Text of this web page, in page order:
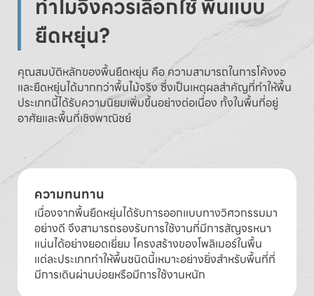
ทำไมจึงควรเลือกใช้ พื้นแบบ
ยืดหยุ่น?
คุณสมบัติหลักของพื้นยืดหยุ่น คือ ความสามารถในการโค้งงอ
และยืดหยุ่นได้มากกว่าพื้นไม้จริง ซึ่งเป็นเหตุผลสำคัญที่ทำให้พื้น
ประเภทนี้ได้รับความนิยมเพิ่มขึ้นอย่างต่อเนื่อง ทั้งในพื้นที่อยู่
อาศัยและพื้นที่เชิงพาณิชย์
ความทนทาน
เนื่องจากพื้นยืดหยุ่นได้รับการออกแบบทางวิศวกรรมมา
อย่างดี จึงสามารถรองรับการใช้งานที่มีการสัญจรหนา
แน่นได้อย่างยอดเยี่ยม โครงสร้างของโพลิเมอร์ในพื้น
แต่ละประเภททำให้พื้นชนิดนี้เหมาะอย่างยิ่งสำหรับพื้นที่ที่
มีการเดินผ่านบ่อยหรือมีการใช้งานหนัก